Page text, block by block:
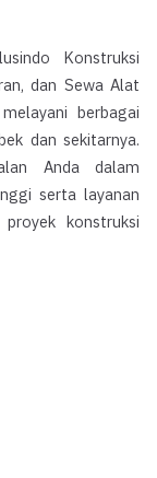
Konstruksi
dan Sewa Alat
berbagai
dan sekitarnya.
Anda dalam
serta layanan
konstruksi